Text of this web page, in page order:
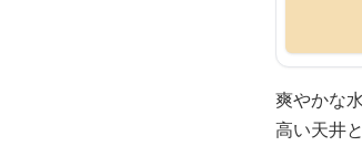
爽やかな
高い天井